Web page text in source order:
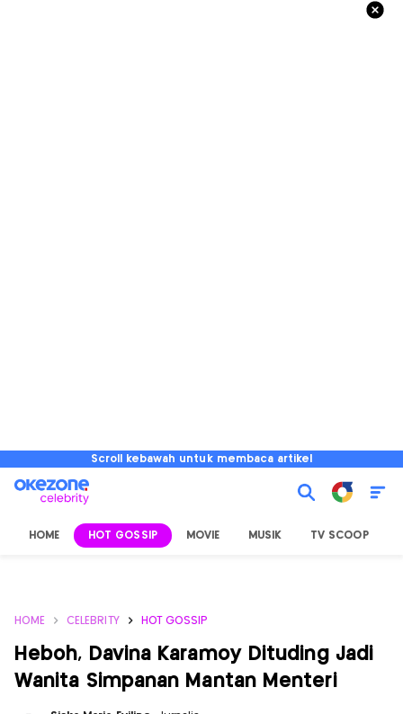
Scroll kebawah untuk membaca artikel
HOME HOT GOSSIP MOVIE MUSIK TV SCOOP
HOME CELEBRITY HOT GOSSIP
Heboh, Davina Karamoy Dituding Jadi
Wanita Simpanan Mantan Menteri